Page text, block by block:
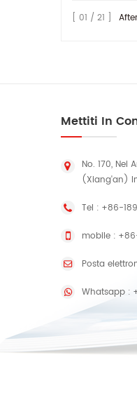
[ 01 / 21 ] After-
Mettiti In
No. 170, Nei
(Xiang'an)
Tel : +86-
mobile :
Posta
Whatsapp :